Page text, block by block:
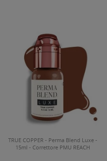
TRUE COPPER - Perma Blend Luxe -
15ml - Correttore PMU REACH